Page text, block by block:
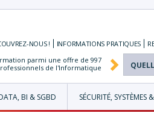
NOUS ! INFORMATIONS PRATIQUES
parmi une offre de 997
de l'Informatique
BI & SGBD SÉCURITÉ, SYSTÈMES